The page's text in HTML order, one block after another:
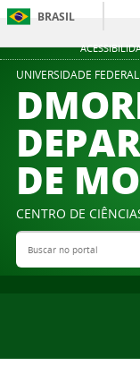
BRASIL
UNIVERSIDADE
DE
CENTRO DE
Buscar no portal